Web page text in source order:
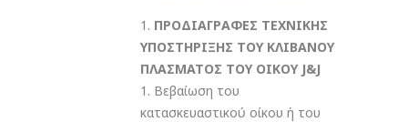
1. ΠΡΟΔΙΑΓΡΑΦΕΣ ΤΕΧΝΙΚΗΣ
ΥΠΟΣΤΗΡΙΞΗΣ ΤΟΥ ΚΛΙΒΑΝΟΥ
ΠΛΑΣΜΑΤΟΣ ΤΟΥ ΟΙΚΟΥ J&J
1. Βεβαίωση του
κατασκευαστικού οίκου ή του